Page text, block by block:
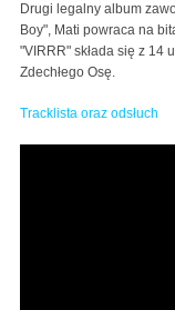
Drugi legalny album
Boy", Mati powraca na
"VIRRR" składa się z 14
Zdechłego Osę.
Tracklista oraz odsłuch